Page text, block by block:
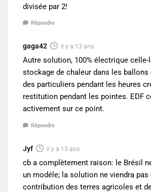
divisée par 2!
Répondre
gaga42 il y a 13 ans
Autre solution, 100% électrique celle-
stockage de chaleur dans les ballons
des particuliers pendant les heures
restitution pendant les pointes. EDF
activement sur ce point.
Répondre
Jyf il y a 13 ans
cb a complètement raison: le Brésil
un modéle; la solution ne viendra pas
contribution des terres agricoles et